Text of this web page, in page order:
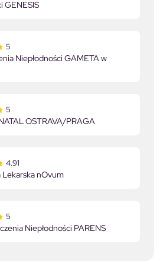
GENESIS
5
Niepłodności GAMETA w
5
OSTRAVA/PRAGA
4.91
Lekarska nOvum
5
Niepłodności PARENS